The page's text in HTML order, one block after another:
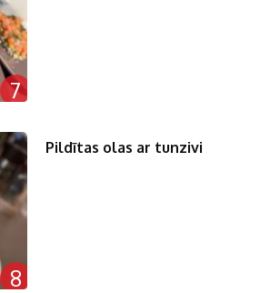
7
8
Pildītas olas ar tunzivi